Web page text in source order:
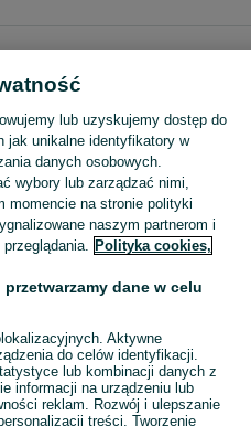
Sprzedaż pozostałych ubrań damskich Rumia ▶️ Różne materiały i kolory ✅ Nowe i używane w atrakcyjnych cenach ✌ Sprawdź oferty na OLX.pl! Zobacz
lub uzyskujemy dostęp do
jak unikalne identyfikatory w
danych osobowych.
wybory lub zarządzać nimi,
momencie na stronie polityki
naszym partnerom i
przeglądania. Polityka cookies,
dane w celu
Aktywne
do celów identyfikacji.
lub kombinacji danych z
informacji na urządzeniu lub
reklam. Rozwój i ulepszanie
treści. Tworzenie